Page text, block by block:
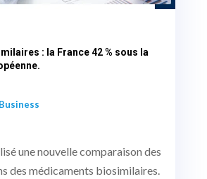
: la France 42 % sous la
Business
une nouvelle comparaison des
des médicaments biosimilaires.